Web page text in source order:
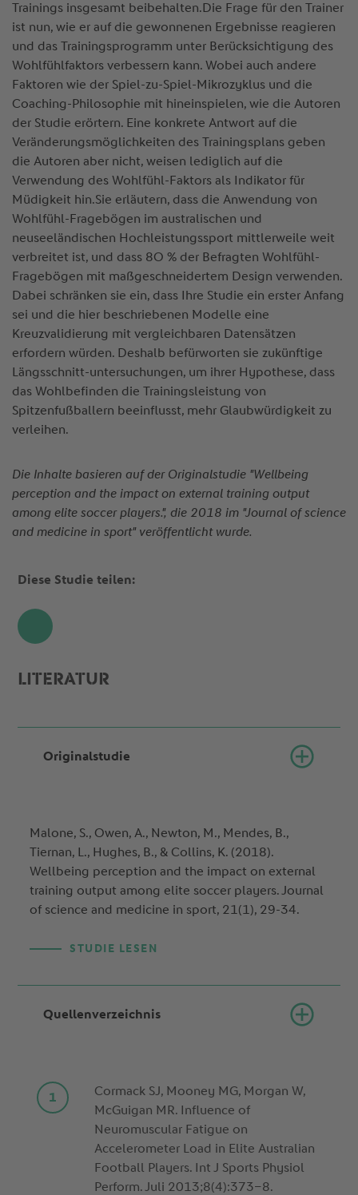
Trainings insgesamt beibehalten.Die Frage für den Trainer
ist nun, wie er auf die gewonnenen Ergebnisse reagieren
und das Trainingsprogramm unter Berücksichtigung des
Wohlfühlfaktors verbessern kann. Wobei auch andere
Faktoren wie der Spiel-zu-Spiel-Mikrozyklus und die
Coaching-Philosophie mit hineinspielen, wie die Autoren
der Studie erörtern. Eine konkrete Antwort auf die
Veränderungsmöglichkeiten des Trainingsplans geben
die Autoren aber nicht, weisen lediglich auf die
Verwendung des Wohlfühl-Faktors als Indikator für
Müdigkeit hin.Sie erläutern, dass die Anwendung von
Wohlfühl-Fragebögen im australischen und
neuseeländischen Hochleistungssport mittlerweile weit
verbreitet ist, und dass 8O % der Befragten Wohlfühl-
Fragebögen mit maßgeschneidertem Design verwenden.
Dabei schränken sie ein, dass Ihre Studie ein erster Anfang
sei und die hier beschriebenen Modelle eine
Kreuzvalidierung mit vergleichbaren Datensätzen
erfordern würden. Deshalb befürworten sie zukünftige
Längsschnitt-untersuchungen, um ihrer Hypothese, dass
das Wohlbefinden die Trainingsleistung von
Spitzenfußballern beeinflusst, mehr Glaubwürdigkeit zu
verleihen.
Die Inhalte basieren auf der Originalstudie "Wellbeing
perception and the impact on external training output
among elite soccer players.", die 2018 im "Journal of science
and medicine in sport" veröffentlicht wurde.
Diese Studie teilen:
Share
LITERATUR
Originalstudie
Malone, S., Owen, A., Newton, M., Mendes, B.,
Tiernan, L., Hughes, B., & Collins, K. (2018).
Wellbeing perception and the impact on external
training output among elite soccer players. Journal
of science and medicine in sport, 21(1), 29-34.
STUDIE LESEN
Quellenverzeichnis
Cormack SJ, Mooney MG, Morgan W,
McGuigan MR. Influence of
Neuromuscular Fatigue on
Accelerometer Load in Elite Australian
Football Players. Int J Sports Physiol
Perform. Juli 2013;8(4):373–8.